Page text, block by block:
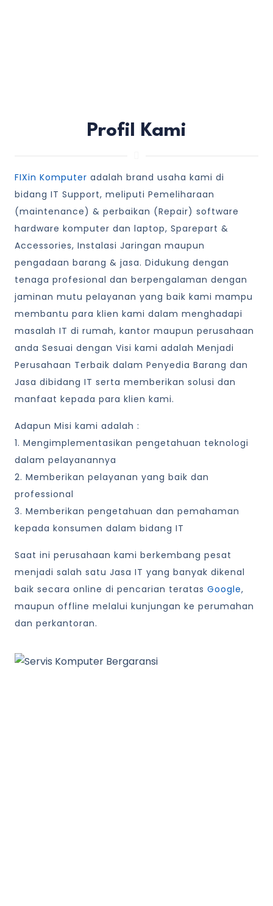
Profil Kami
FIXin Komputer adalah brand usaha kami di
bidang IT Support, meliputi Pemeliharaan
(maintenance) & perbaikan (Repair) software
hardware komputer dan laptop, Sparepart &
Accessories, Instalasi Jaringan maupun
pengadaan barang & jasa. Didukung dengan
tenaga profesional dan berpengalaman dengan
jaminan mutu pelayanan yang baik kami mampu
membantu para klien kami dalam menghadapi
masalah IT di rumah, kantor maupun perusahaan
anda Sesuai dengan Visi kami adalah Menjadi
Perusahaan Terbaik dalam Penyedia Barang dan
Jasa dibidang IT serta memberikan solusi dan
manfaat kepada para klien kami.
Adapun Misi kami adalah :
1. Mengimplementasikan pengetahuan teknologi
dalam pelayanannya
2. Memberikan pelayanan yang baik dan
professional
3. Memberikan pengetahuan dan pemahaman
kepada konsumen dalam bidang IT
Saat ini perusahaan kami berkembang pesat
menjadi salah satu Jasa IT yang banyak dikenal
baik secara online di pencarian teratas Google,
maupun offline melalui kunjungan ke perumahan
dan perkantoran.